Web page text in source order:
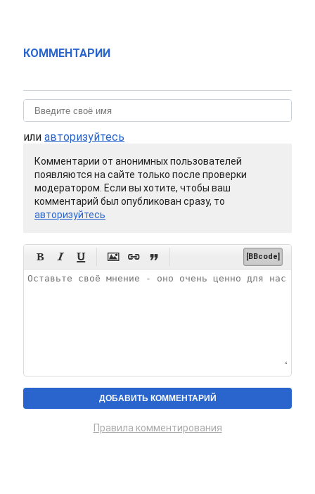
КОММЕНТАРИИ
или авторизуйтесь
Комментарии от анонимных пользователей
появляются на сайте только после проверки
модератором. Если вы хотите, чтобы ваш
комментарий был опубликован сразу, то
авторизуйтесь
      [BBcode]
Правила комментирования